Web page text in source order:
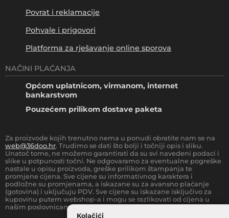
Kolačići
Povrat i reklamacije
Pohvale i prigovori
Platforma za rješavanje online sporova
NAČINI PLAĆANJA
Općom uplatnicom, virmanom, internet
bankarstvom
Pouzećem prilikom dostave paketa
Za proizvode kojih trenutno nema u ponudi obratite nam se na
web@36doo.hr. Trudimo se dati što bolji i točniji opis i sliku.
Unatoč tome, ne možemo garantirati da su svi navedeni podaci i
slike u potpunosti točni. Ne odgovaramo za eventualne pogreške
nastale u opisu proizvoda, greške prilikom štampanja te
promjene cijena. Sve cijene su informativnog karaktera i
podložne su promjenama, a iskazane su za avansno plaćanje
(gotovina) i uključuju PDV. Sve cijene su iskazane isključivo za
kupovinu putem webshop-a i mogu se razlikovati od cijena u
našim poslovnicama.